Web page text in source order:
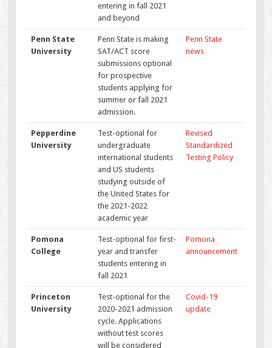
entering in fall 2021
and beyond
Penn State
University
Penn State is making
SAT/ACT score
submissions optional
for prospective
students applying for
summer or fall 2021
admission.
Penn State
news
Pepperdine
University
Test-optional for
undergraduate
international students
and US students
studying outside of
the United States for
the 2021-2022
academic year
Revised
Standardized
Testing Policy
Pomona
College
Test-optional for first-
year and transfer
students entering in
fall 2021
Pomona
announcement
Princeton
University
Test-optional for the
2020-2021 admission
cycle. Applications
without test scores
will be considered
Covid-19
update